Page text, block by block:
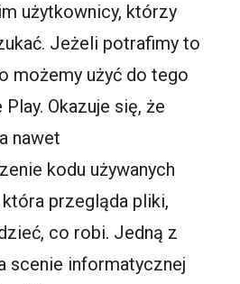
użytkownicy, którzy
Jeżeli potrafimy to
możemy użyć do tego
Okazuje się, że
nawet
kodu używanych
przegląda pliki,
co robi. Jedną z
scenie informatycznej